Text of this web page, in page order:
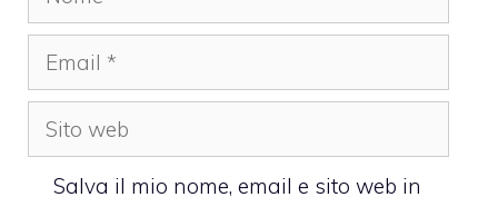
Email
Sito
web
Salva il mio nome, email e sito web in